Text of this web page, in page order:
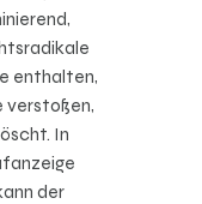
enthalten,
verstoßen,
In
der